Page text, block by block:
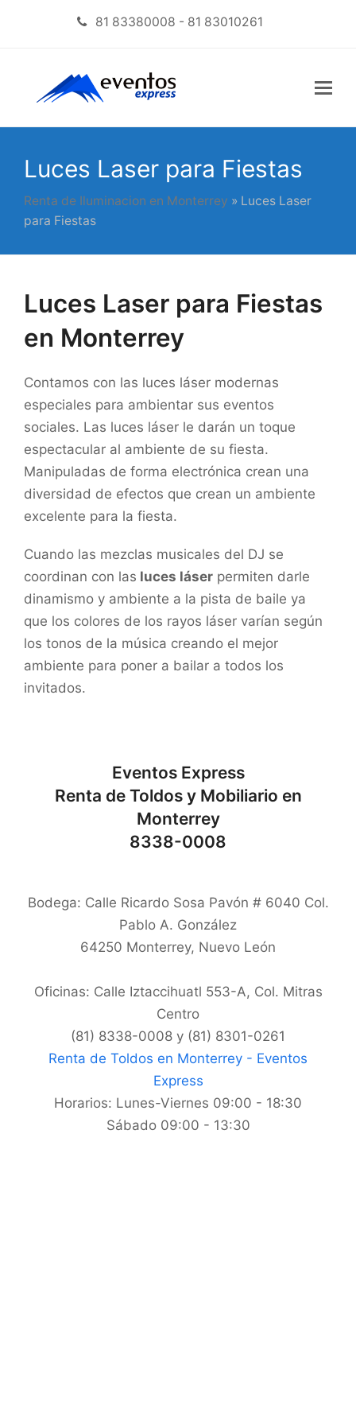
81 83380008 - 81 83010261
Luces Laser para Fiestas
Renta de Iluminacion en Monterrey » Luces Laser
para Fiestas
Luces Laser para Fiestas
en Monterrey
Contamos con las luces láser modernas
especiales para ambientar sus eventos
sociales. Las luces láser le darán un toque
espectacular al ambiente de su fiesta.
Manipuladas de forma electrónica crean una
diversidad de efectos que crean un ambiente
excelente para la fiesta.
Cuando las mezclas musicales del DJ se
coordinan con las luces láser permiten darle
dinamismo y ambiente a la pista de baile ya
que los colores de los rayos láser varían según
los tonos de la música creando el mejor
ambiente para poner a bailar a todos los
invitados.
Eventos Express
Renta de Toldos y Mobiliario en
Monterrey
8338-0008
Bodega: Calle Ricardo Sosa Pavón # 6040 Col.
Pablo A. González
64250 Monterrey, Nuevo León
Oficinas: Calle Iztaccihuatl 553-A, Col. Mitras
Centro
(81) 8338-0008 y (81) 8301-0261
Renta de Toldos en Monterrey - Eventos
Express
Horarios: Lunes-Viernes 09:00 - 18:30
Sábado 09:00 - 13:30